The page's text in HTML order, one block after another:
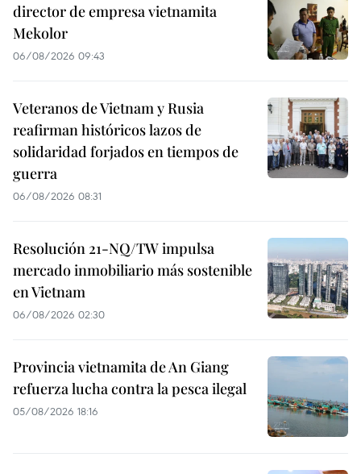
director de empresa vietnamita
Mekolor
06/08/2026 09:43
Veteranos de Vietnam y Rusia
reafirman históricos lazos de
solidaridad forjados en tiempos de
guerra
06/08/2026 08:31
Resolución 21-NQ/TW impulsa
mercado inmobiliario más sostenible
en Vietnam
06/08/2026 02:30
Provincia vietnamita de An Giang
refuerza lucha contra la pesca ilegal
05/08/2026 18:16